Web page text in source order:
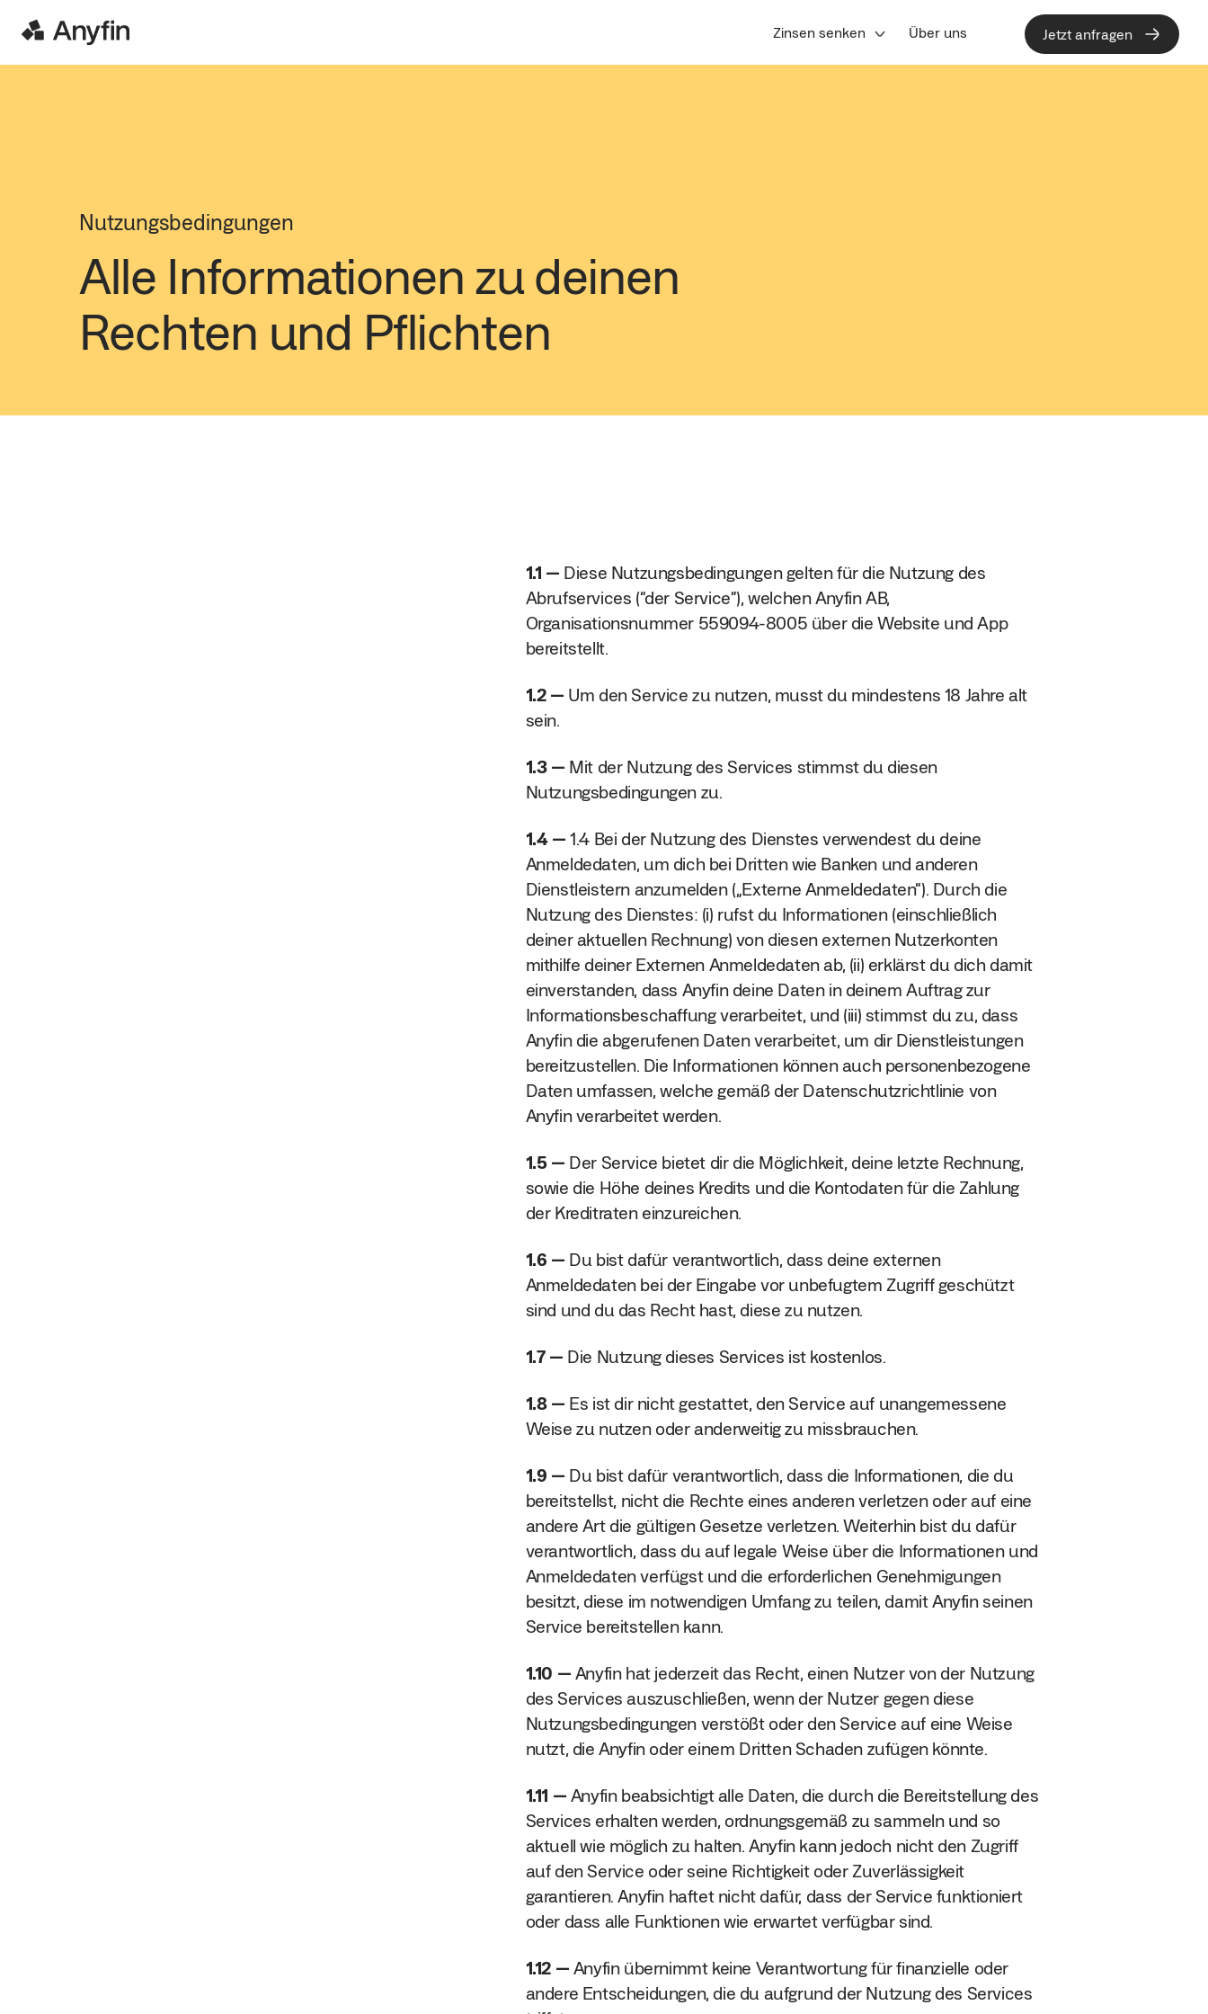
Zinsen senken Über uns Jetzt anfragen
Nutzungsbedingungen
Alle Informationen zu deinen
Rechten und Pflichten
1.1
Diese Nutzungsbedingungen gelten für die Nutzung des
Abrufservices (“der Service”), welchen Anyfin AB,
Organisationsnummer 559094-8005 über die Website und App
bereitstellt.
1.2
Um den Service zu nutzen, musst du mindestens 18 Jahre alt
sein.
1.3
Mit der Nutzung des Services stimmst du diesen
Nutzungsbedingungen zu.
1.4
1.4 Bei der Nutzung des Dienstes verwendest du deine
Anmeldedaten, um dich bei Dritten wie Banken und anderen
Dienstleistern anzumelden („Externe Anmeldedaten“). Durch die
Nutzung des Dienstes: (i) rufst du Informationen (einschließlich
deiner aktuellen Rechnung) von diesen externen Nutzerkonten
mithilfe deiner Externen Anmeldedaten ab, (ii) erklärst du dich damit
einverstanden, dass Anyfin deine Daten in deinem Auftrag zur
Informationsbeschaffung verarbeitet, und (iii) stimmst du zu, dass
Anyfin die abgerufenen Daten verarbeitet, um dir Dienstleistungen
bereitzustellen. Die Informationen können auch personenbezogene
Daten umfassen, welche gemäß der Datenschutzrichtlinie von
Anyfin verarbeitet werden.
1.5
Der Service bietet dir die Möglichkeit, deine letzte Rechnung,
sowie die Höhe deines Kredits und die Kontodaten für die Zahlung
der Kreditraten einzureichen.
1.6
Du bist dafür verantwortlich, dass deine externen
Anmeldedaten bei der Eingabe vor unbefugtem Zugriff geschützt
sind und du das Recht hast, diese zu nutzen.
1.7 Die Nutzung dieses Services ist kostenlos.
1.8
Es ist dir nicht gestattet, den Service auf unangemessene
Weise zu nutzen oder anderweitig zu missbrauchen.
1.9
Du bist dafür verantwortlich, dass die Informationen, die du
bereitstellst, nicht die Rechte eines anderen verletzen oder auf eine
andere Art die gültigen Gesetze verletzen. Weiterhin bist du dafür
verantwortlich, dass du auf legale Weise über die Informationen und
Anmeldedaten verfügst und die erforderlichen Genehmigungen
besitzt, diese im notwendigen Umfang zu teilen, damit Anyfin seinen
Service bereitstellen kann.
1.10
Anyfin hat jederzeit das Recht, einen Nutzer von der Nutzung
des Services auszuschließen, wenn der Nutzer gegen diese
Nutzungsbedingungen verstößt oder den Service auf eine Weise
nutzt, die Anyfin oder einem Dritten Schaden zufügen könnte.
1.11
Anyfin beabsichtigt alle Daten, die durch die Bereitstellung des
Services erhalten werden, ordnungsgemäß zu sammeln und so
aktuell wie möglich zu halten. Anyfin kann jedoch nicht den Zugriff
auf den Service oder seine Richtigkeit oder Zuverlässigkeit
garantieren. Anyfin haftet nicht dafür, dass der Service funktioniert
oder dass alle Funktionen wie erwartet verfügbar sind.
1.12
Anyfin übernimmt keine Verantwortung für finanzielle oder
andere Entscheidungen, die du aufgrund der Nutzung des Services